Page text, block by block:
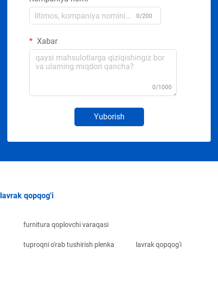
0/200
Xabar
0/1000
Yuborish
lavrak qopqog'i
furnitura qoplovchi varaqasi
tuproqni o'rab tushirish plenka lavrak qopqog'i